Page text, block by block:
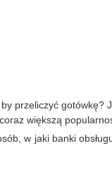
przeliczyć
większą
w jaki banki